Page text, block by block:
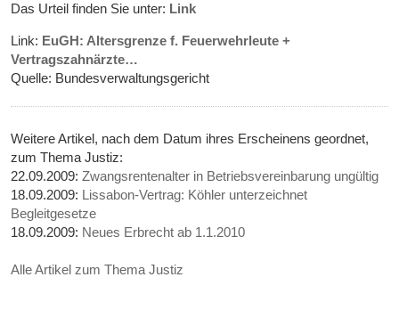
Das Urteil finden Sie unter: Link
Link: EuGH: Altersgrenze f. Feuerwehrleute +
Vertragszahnärzte…
Quelle: Bundesverwaltungsgericht
Weitere Artikel, nach dem Datum ihres Erscheinens geordnet,
zum Thema Justiz:
22.09.2009:Zwangsrentenalter in Betriebsvereinbarung ungültig
18.09.2009: Lissabon-Vertrag: Köhler unterzeichnet
Begleitgesetze
18.09.2009: Neues Erbrecht ab 1.1.2010
Alle Artikel zum Thema Justiz